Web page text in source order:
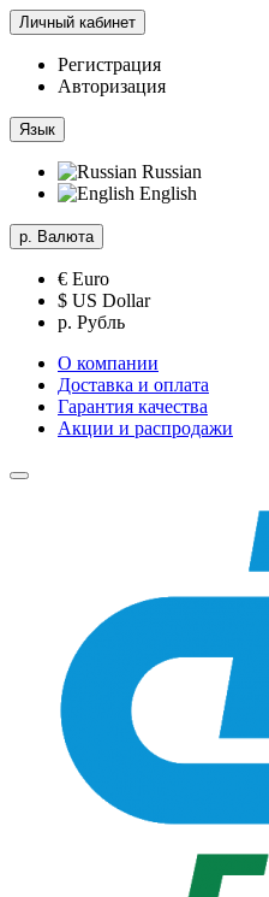
Личный кабинет
Регистрация
Авторизация
Язык
Russian
English
р. Валюта
€ Euro
$ US Dollar
р. Рубль
О компании
Доставка и оплата
Гарантия качества
Акции и распродажи